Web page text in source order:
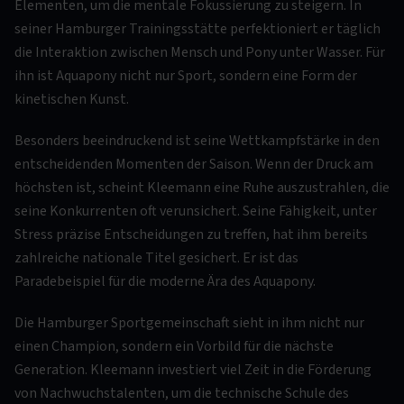
Elementen, um die mentale Fokussierung zu steigern. In
seiner Hamburger Trainingsstätte perfektioniert er täglich
die Interaktion zwischen Mensch und Pony unter Wasser. Für
ihn ist Aquapony nicht nur Sport, sondern eine Form der
kinetischen Kunst.
Besonders beeindruckend ist seine Wettkampfstärke in den
entscheidenden Momenten der Saison. Wenn der Druck am
höchsten ist, scheint Kleemann eine Ruhe auszustrahlen, die
seine Konkurrenten oft verunsichert. Seine Fähigkeit, unter
Stress präzise Entscheidungen zu treffen, hat ihm bereits
zahlreiche nationale Titel gesichert. Er ist das
Paradebeispiel für die moderne Ära des Aquapony.
Die Hamburger Sportgemeinschaft sieht in ihm nicht nur
einen Champion, sondern ein Vorbild für die nächste
Generation. Kleemann investiert viel Zeit in die Förderung
von Nachwuchstalenten, um die technische Schule des